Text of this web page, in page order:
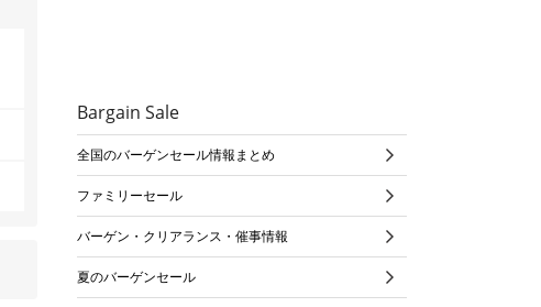
Bargain Sale
全国のバーゲンセール情報まとめ
ファミリーセール
バーゲン・クリアランス・催事情報
夏のバーゲンセール